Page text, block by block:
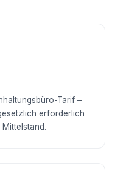
Tarif –
erforderlich